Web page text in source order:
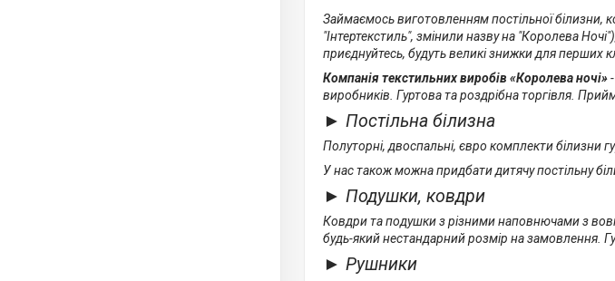
Займаємось виготовленням постільної білизни,
"Інтертекстиль", змінили назву на "Королева
приєднуйтесь, будуть великі знижки для перших
Компанія текстильних виробів «Королева ночі»
виробників. Гуртова та роздрібна торгівля.
► Постільна білизна
Полуторні, двоспальні, євро комплекти білизни
У нас також можна придбати дитячу постільну
► Подушки, ковдри
Ковдри та подушки з різними наповнючами з
будь-який нестандарний розмір на замовлення.
► Рушники